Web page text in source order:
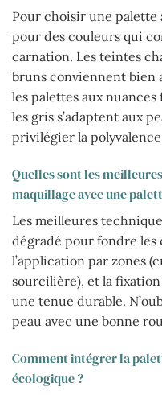
Pour choisir une palette
pour des couleurs qui
carnation. Les teintes
bruns conviennent bien
les palettes aux
les gris s’adaptent aux
privilégier la
Quelles sont les
maquillage avec une
Les meilleures
dégradé pour fondre
l’application par zones
sourcilière), et la
une tenue durable.
peau avec une bonne
Comment intégrer la
écologique ?